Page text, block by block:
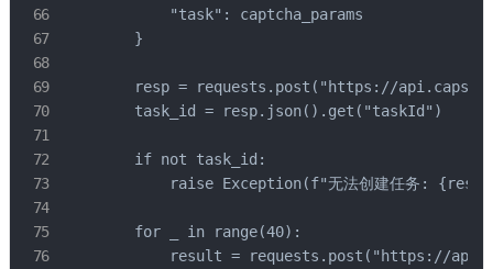
            "task": captcha_params
        }
resp = requests.post("https://
        task_id = resp.json().get("taskId")
        if not task_id:
raise Exception(f"无法创建任务:
        for _ in range(40):
result = requests.post("https://